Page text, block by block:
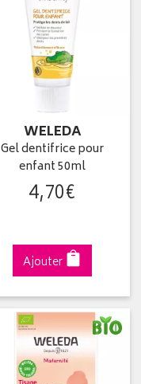
WELEDA
Gel dentifrice pour
enfant 50ml
4,70€
Ajouter